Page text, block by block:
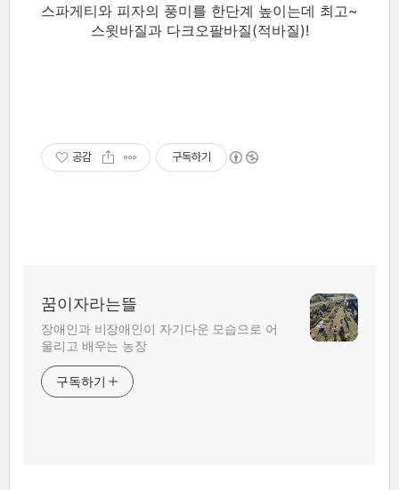
스파게티와 피자의 풍미를 한단계 높이는데 최고~
스윗바질과 다크오팔바질(적바질)!
공감 구독하기
꿈이자라는뜰
장애인과 비장애인이 자기다운 모습으로 어
울리고 배우는 농장
구독하기